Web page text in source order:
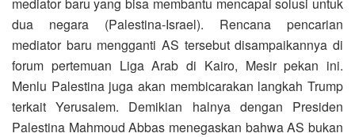
dua negara (Palestina-Israel). Rencana pencarian
mediator baru mengganti AS tersebut disampaikannya di
forum pertemuan Liga Arab di Kairo, Mesir pekan ini.
Menlu Palestina juga akan membicarakan langkah Trump
terkait Yerusalem. Demikian halnya dengan Presiden
Palestina Mahmoud Abbas menegaskan bahwa AS bukan